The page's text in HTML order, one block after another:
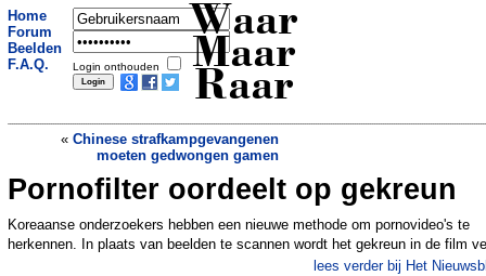
Home
Forum
Beelden
F.A.Q.
Login onthouden
Waar
Maar
Raar
« Chinese strafkampgevangenen
moeten gedwongen gamen
Echtpaar houdt geslacht van kind
geheim»
Pornofilter oordeelt op gekreun
Koreaanse onderzoekers hebben een nieuwe methode om pornovideo's te
herkennen. In plaats van beelden te scannen wordt het gekreun in de film
lees verder bij Het